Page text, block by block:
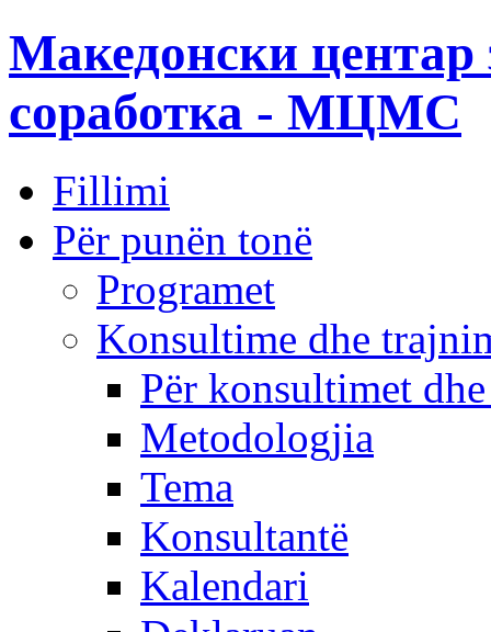
Македонски центар
соработка - МЦМС
Fillimi
Për punën tonë
Programet
Konsultime dhe
Për konsultimet
Metodologjia
Tema
Konsultantë
Kalendari